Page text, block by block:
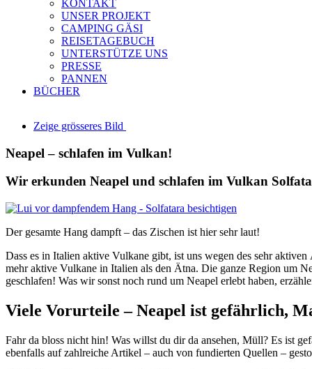
KONTAKT
UNSER PROJEKT
CAMPING GÄSI
REISETAGEBUCH
UNTERSTÜTZE UNS
PRESSE
PANNEN
BÜCHER
Zeige grösseres Bild
Neapel – schlafen im Vulkan!
Wir erkunden Neapel und schlafen im Vulkan
Der gesamte Hang dampft – das Zischen ist hier sehr laut!
Dass es in Italien aktive Vulkane gibt, ist uns wegen des sehr
mehr aktive Vulkane in Italien als den Ätna. Die ganze Region um
geschlafen! Was wir sonst noch rund um Neapel erlebt haben,
Viele Vorurteile – Neapel ist gefährlich,
Fahr da bloss nicht hin! Was willst du dir da ansehen, Müll? Es ist
ebenfalls auf zahlreiche Artikel – auch von fundierten Quellen –